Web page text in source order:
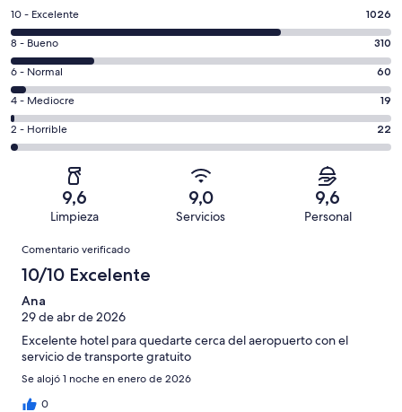
1026
comentarios
de
un
total
de
1437
con
puntuación
10 - Excelente 1026
310
comentarios
de
un
total
de
puntuación
8 - Bueno 310
60
comentarios
de
un
total
puntuación
Normal
6 - Normal 60
19
comentarios
de
una
puntuación
Mediocre
4 - Mediocre 19
22
comentarios
1437
una
puntuación
de
Horrible
2 - Horrible 22
9,6
Limpieza
9,0
Servicios
9,6
Personal
Comentarios
Comentario verificado
10/10 Excelente
Ana
29 de abr de 2026
Excelente hotel para quedarte cerca del aeropuerto con el
servicio de transporte gratuito
Se alojó 1 noche en enero de 2026
0